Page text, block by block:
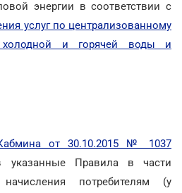
энергии в соответствии с
услуг по централизованному
холодной и горячей воды и
от 30.10.2015 № 1037
указанные Правила в части
начисления потребителям (у